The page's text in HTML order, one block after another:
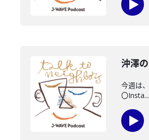
沖澤
今週は
〇Insta...